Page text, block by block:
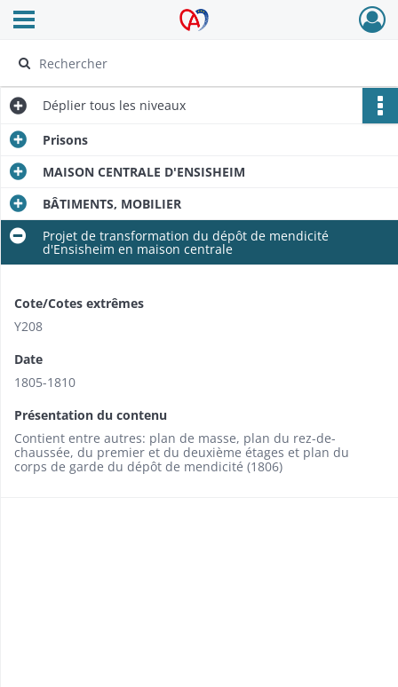
Archives Alsace - Colmar
Ouvrir le menu déroulant
Déplier tous les niveaux
Prisons
MAISON CENTRALE D'ENSISHEIM
BÂTIMENTS, MOBILIER
Projet de transformation du dépôt de mendicité
d'Ensisheim en maison centrale
Cote/Cotes extrêmes
Y208
Date
1805-1810
Présentation du contenu
Contient entre autres: plan de masse, plan du rez-de-
chaussée, du premier et du deuxième étages et plan du
corps de garde du dépôt de mendicité (1806)